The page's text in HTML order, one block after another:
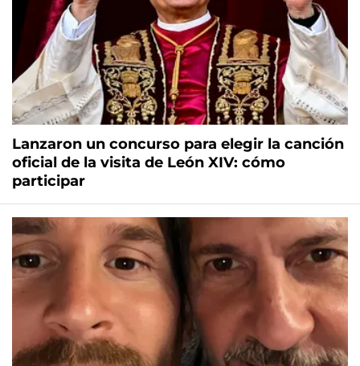
Lanzaron un concurso para elegir la canción
oficial de la visita de León XIV: cómo
participar